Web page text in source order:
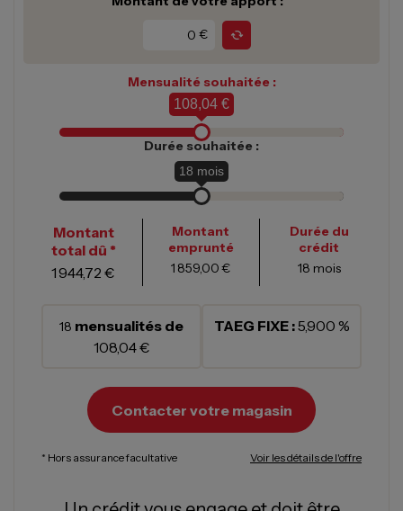
€
Mensualité souhaitée :
108,04 €
Durée souhaitée :
18 mois
Montant
total dû *
1 944,72 €
Montant
emprunté
1 859,00 €
Durée du
crédit
18 mois
18 mensualités de
108,04 €
TAEG FIXE :5,900 %
Contacter votre magasin
* Hors assurance facultative Voir les détails de l'offre